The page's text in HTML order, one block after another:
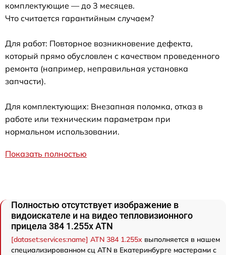
комплектующие — до 3 месяцев.
Что считается гарантийным случаем?
Для работ: Повторное возникновение дефекта,
который прямо обусловлен с качеством проведенного
ремонта (например, неправильная установка
запчасти).
Для комплектующих: Внезапная поломка, отказ в
работе или техническим параметрам при
нормальном использовании.
Показать полностью
Полностью отсутствует изображение в
видоискателе и на видео тепловизионного
прицела 384 1.255х ATN
[dataset:services:name] ATN 384 1.255х выполняется в нашем
специализированном сц ATN в Екатеринбурге мастерами с